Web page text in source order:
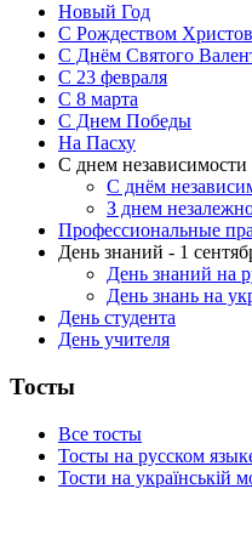
Новый Год
С Рождеством
С Днём Святого
С 23 февраля
C 8 марта
С Днем Победы
На Пасху
С днем независимости
С днём
З днем
Профессиональные
День знаний - 1
День знаний на
День знань на
День студента
День учителя
Тосты
Все тосты
Тосты на русском
Тости на українській